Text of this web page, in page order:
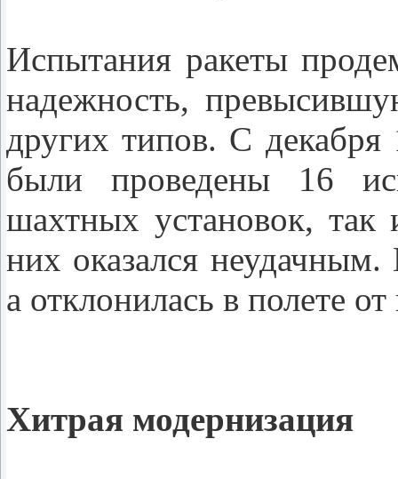
Испытания ракеты
надежность,
других типов. С
были проведены 16
шахтных установок,
них оказался неудачным.
а отклонилась в полете
Хитрая модернизация